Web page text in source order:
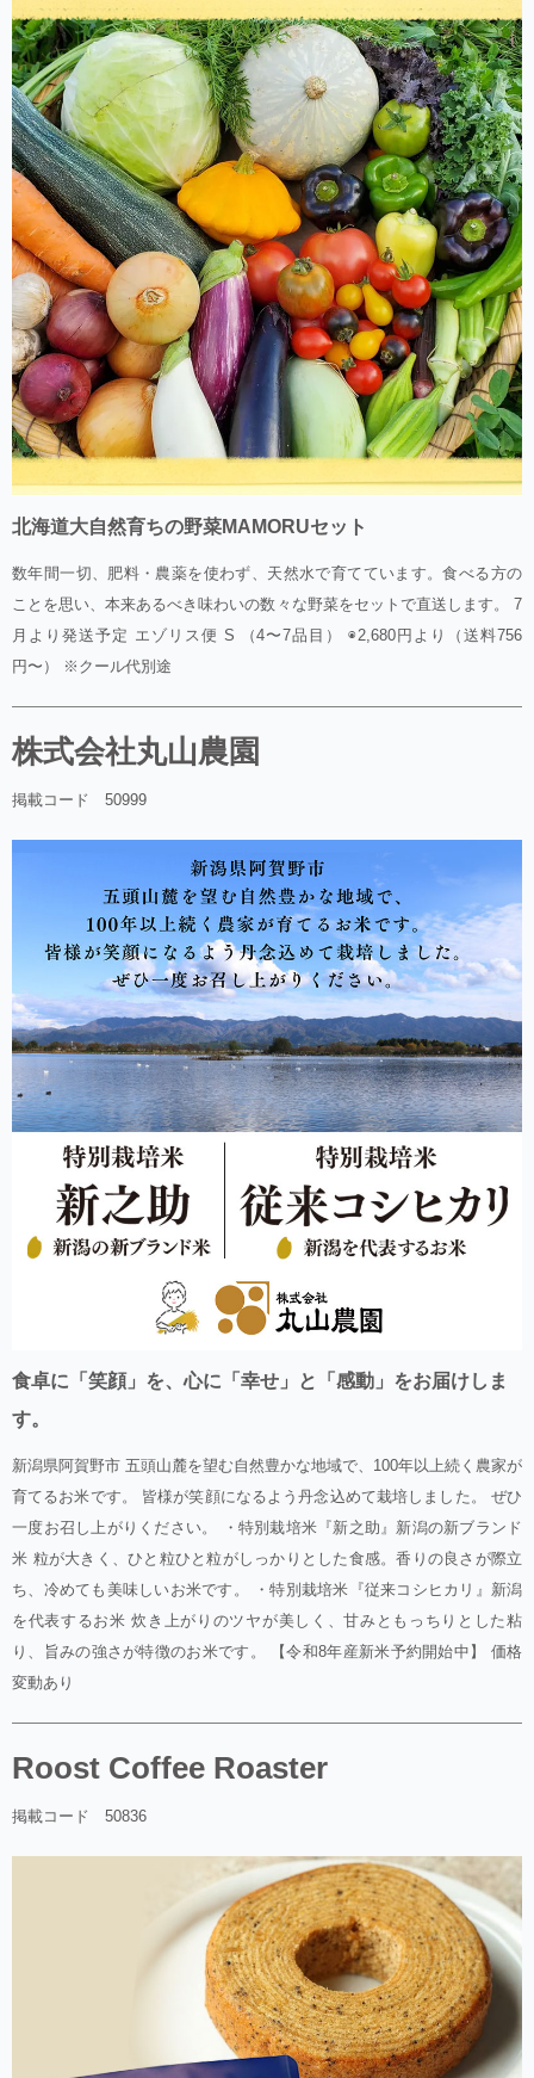
北海道大自然育ちの野菜MAMORUセット
数年間一切、肥料・農薬を使わず、天然水で育てています。食べる方の
ことを思い、本来あるべき味わいの数々な野菜をセットで直送します。 7
月より発送予定 エゾリス便 S （4〜7品目） ◉2,680円より（送料756
円〜） ※クール代別途
株式会社丸山農園
掲載コード 50999
食卓に「笑顔」を、心に「幸せ」と「感動」をお届けしま
す。
新潟県阿賀野市 五頭山麓を望む自然豊かな地域で、100年以上続く農家が
育てるお米です。 皆様が笑顔になるよう丹念込めて栽培しました。 ぜひ
一度お召し上がりください。 ・特別栽培米『新之助』新潟の新ブランド
米 粒が大きく、ひと粒ひと粒がしっかりとした食感。香りの良さが際立
ち、冷めても美味しいお米です。 ・特別栽培米『従来コシヒカリ』新潟
を代表するお米 炊き上がりのツヤが美しく、甘みともっちりとした粘
り、旨みの強さが特徴のお米です。 【令和8年産新米予約開始中】 価格
変動あり
Roost Coffee Roaster
掲載コード 50836